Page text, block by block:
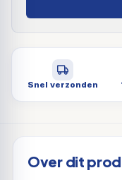
Snel verzonden
Over dit